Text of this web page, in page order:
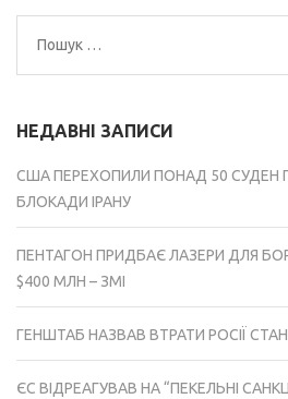
Пошук:
НЕДАВНІ ЗАПИСИ
США ПЕРЕХОПИЛИ ПОНАД 50 СУДЕН
БЛОКАДИ ІРАНУ
ПЕНТАГОН ПРИДБАЄ ЛАЗЕРИ ДЛЯ
$400 МЛН – ЗМІ
ГЕНШТАБ НАЗВАВ ВТРАТИ РОСІЇ
ЄС ВІДРЕАГУВАВ НА “ПЕКЕЛЬНІ